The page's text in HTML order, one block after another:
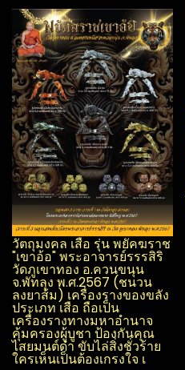
วัตถุมงคล เสือ รุ่น พยัคฆราช
"เขาอ้อ" พระอาจารย์รรร​สิริ​
วัดภูเขาทอง อ.ควนขนุน​
จ.พัทลุง​ พ.ศ.2567 (ชนวน
ลงยาส้ม) เครื่องรางของขลัง
ประเภท เสือ ถือเป็น
เครื่องรางทางมหาอำนาจ
คุ้มครองผู้บูชา ป้องกันคุณ
ไสย​มนต์ดำ ขับไล่สิ่งชั่วร้าย
ใครเห็นเป็นต้องเกรงใจ เ